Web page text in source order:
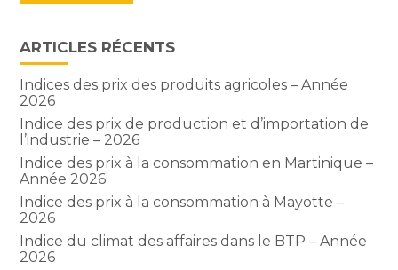
ARTICLES RÉCENTS
Indices des prix des produits agricoles – Année
2026
Indice des prix de production et d’importation de
l’industrie – 2026
Indice des prix à la consommation en Martinique –
Année 2026
Indice des prix à la consommation à Mayotte –
2026
Indice du climat des affaires dans le BTP – Année
2026